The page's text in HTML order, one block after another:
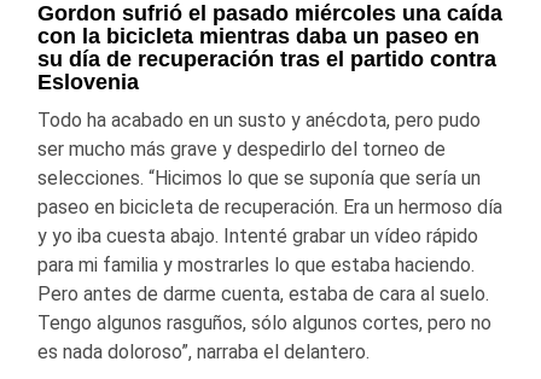
Gordon sufrió el pasado miércoles una caída
con la bicicleta mientras daba un paseo en
su día de recuperación tras el partido contra
Eslovenia
Todo ha acabado en un susto y anécdota, pero pudo
ser mucho más grave y despedirlo del torneo de
selecciones. “Hicimos lo que se suponía que sería un
paseo en bicicleta de recuperación. Era un hermoso día
y yo iba cuesta abajo. Intenté grabar un vídeo rápido
para mi familia y mostrarles lo que estaba haciendo.
Pero antes de darme cuenta, estaba de cara al suelo.
Tengo algunos rasguños, sólo algunos cortes, pero no
es nada doloroso”, narraba el delantero.